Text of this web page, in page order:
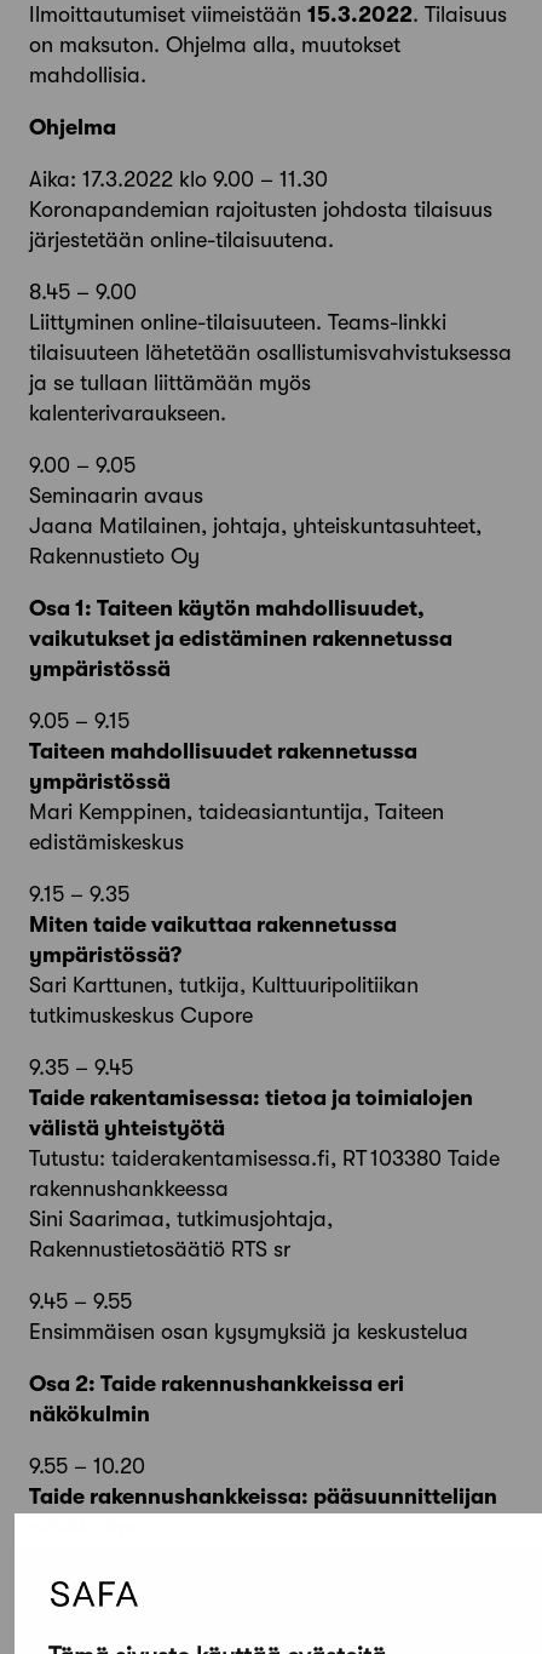
Ilmoittautumiset viimeistään 15.3.2022. Tilaisuus
on maksuton. Ohjelma alla, muutokset
mahdollisia.
‍Ohjelma
Aika: 17.3.2022 klo 9.00 – 11.30
Koronapandemian rajoitusten johdosta tilaisuus
järjestetään online-tilaisuutena.
8.45 – 9.00
Liittyminen online-tilaisuuteen. Teams-linkki
tilaisuuteen lähetetään osallistumisvahvistuksessa
ja se tullaan liittämään myös
kalenterivaraukseen.
9.00 – 9.05
Seminaarin avaus
Jaana Matilainen, johtaja, yhteiskuntasuhteet,
Rakennustieto Oy
Osa 1: Taiteen käytön mahdollisuudet,
vaikutukset ja edistäminen rakennetussa
ympäristössä
9.05 – 9.15
Taiteen mahdollisuudet rakennetussa
ympäristössä
Mari Kemppinen, taideasiantuntija, Taiteen
edistämiskeskus
9.15 – 9.35
Miten taide vaikuttaa rakennetussa
ympäristössä?
Sari Karttunen, tutkija, Kulttuuripolitiikan
tutkimuskeskus Cupore
9.35 – 9.45
Taide rakentamisessa: tietoa ja toimialojen
välistä yhteistyötä
Tutustu: taiderakentamisessa.fi, RT 103380 Taide
rakennushankkeessa
Sini Saarimaa, tutkimusjohtaja,
Rakennustietosäätiö RTS sr
9.45 – 9.55
Ensimmäisen osan kysymyksiä ja keskustelua
Osa 2: Taide rakennushankkeissa eri
näkökulmin
9.55 – 10.20
Taide rakennushankkeissa: pääsuunnittelijan
Asmo Jaaksi, arkkitehti, JKKM Arkkitehdit Oy